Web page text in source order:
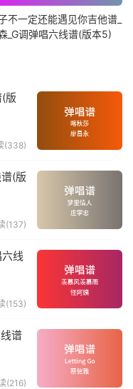
不一定还能遇见你吉他谱_
_G调弹唱六线谱(版本5)
版
(338)
(版
(137)
线
(153)
谱
(216)